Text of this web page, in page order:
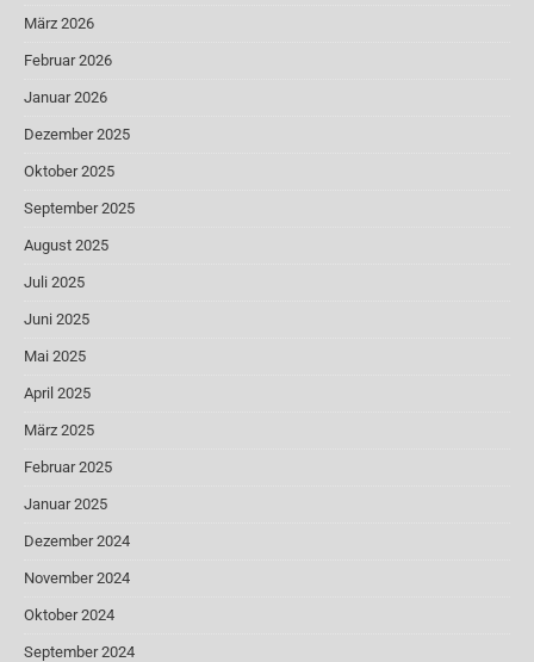
März 2026
Februar 2026
Januar 2026
Dezember 2025
Oktober 2025
September 2025
August 2025
Juli 2025
Juni 2025
Mai 2025
April 2025
März 2025
Februar 2025
Januar 2025
Dezember 2024
November 2024
Oktober 2024
September 2024